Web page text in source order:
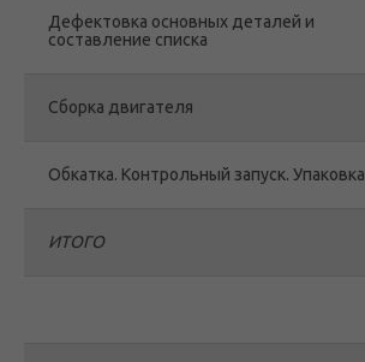
Дефектовка основных деталей и
составление списка
Сборка двигателя
Обкатка. Контрольный запуск. Упаковка
ИТОГО